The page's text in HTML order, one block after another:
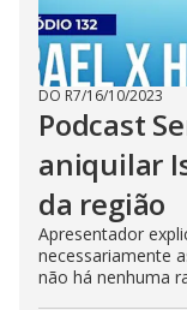
DO R7/16/10/2023
Podcast
aniquilar
da região
Apresentador
necessariamente
não há nenhuma